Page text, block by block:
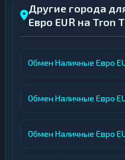
Другие города
Евро EUR на Tron
Обмен Наличные Евро
Обмен Наличные Евро
Обмен Наличные Евро